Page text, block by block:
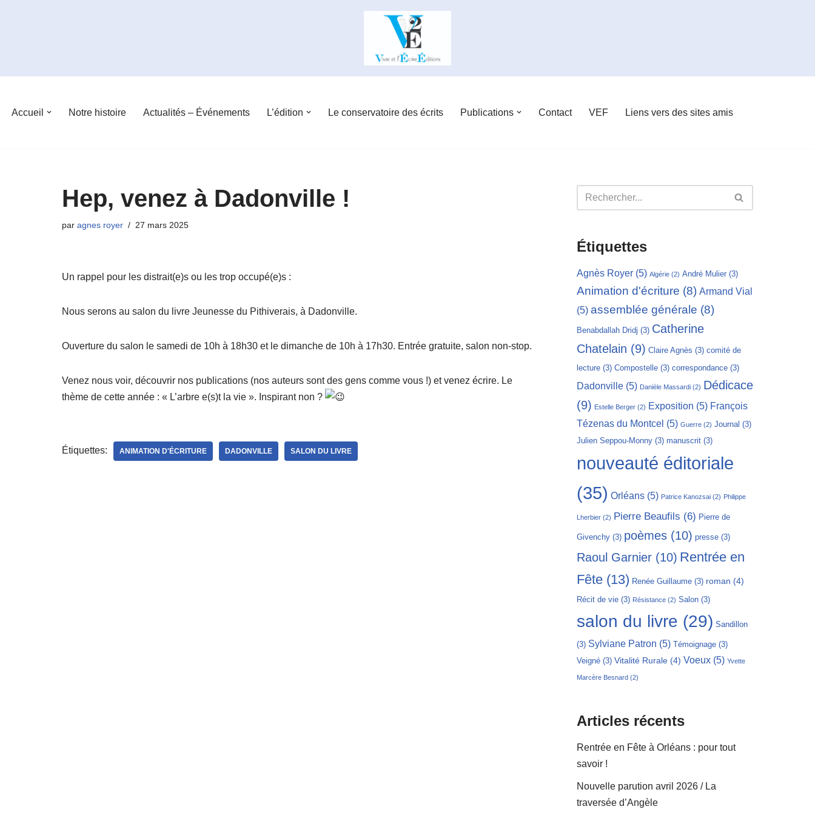
Accueil Notre histoire Actualités – Événements L’édition Le conservatoire des écrits Publications Contact VEF Liens vers des sites amis
Hep, venez à Dadonville !
par agnes royer 27 mars 2025
Un rappel pour les distrait(e)s ou les trop occupé(e)s :
Nous serons au salon du livre Jeunesse du Pithiverais, à Dadonville.
Ouverture du salon le samedi de 10h à 18h30 et le dimanche de 10h à 17h30. Entrée gratuite, salon non-stop.
Venez nous voir, découvrir nos publications (nos auteurs sont des gens comme vous !) et venez écrire. Le
thème de cette année : « L’arbre e(s)t la vie ». Inspirant non ?
Étiquettes: ANIMATION D'ÉCRITURE DADONVILLE SALON DU LIVRE
Étiquettes
Agnès Royer (5) Algérie (2) André Mulier (3)
Animation d'écriture (8) Armand Vial
(5) assemblée générale (8)
Benabdallah Dridj (3) Catherine
Chatelain (9) Claire Agnès (3) comité de
lecture (3) Compostelle (3) correspondance (3)
Dadonville (5) Danièle Massardi (2) Dédicace
(9) Estelle Berger (2) Exposition (5) François
Tézenas du Montcel (5) Guerre (2) Journal (3)
Julien Seppou-Monny (3) manuscrit (3)
nouveauté éditoriale
(35) Orléans (5) Patrice Kanozsai (2) Philippe
Lherbier (2) Pierre Beaufils (6) Pierre de
Givenchy (3) poèmes (10) presse (3)
Raoul Garnier (10) Rentrée en
Fête (13) Renée Guillaume (3) roman (4)
Récit de vie (3) Résistance (2) Salon (3)
salon du livre (29) Sandillon
(3) Sylviane Patron (5) Témoignage (3)
Veigné (3) Vitalité Rurale (4) Voeux (5) Yvette
Marcère Besnard (2)
Articles récents
Rentrée en Fête à Orléans : pour tout
savoir !
Nouvelle parution avril 2026 / La
traversée d’Angèle